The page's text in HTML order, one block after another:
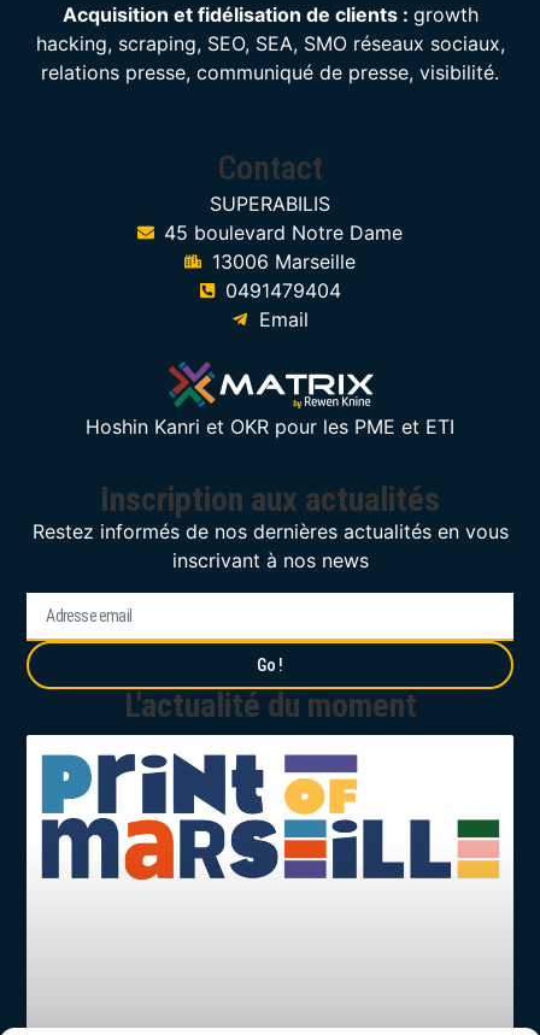
Acquisition et fidélisation de clients : growth
hacking, scraping, SEO, SEA, SMO réseaux sociaux,
relations presse, communiqué de presse, visibilité.
Contact
SUPERABILIS
45 boulevard Notre Dame
13006 Marseille
0491479404
Email
Hoshin Kanri et OKR pour les PME et ETI
Inscription aux actualités
Restez informés de nos dernières actualités en vous
inscrivant à nos news
Go !
L'actualité du moment